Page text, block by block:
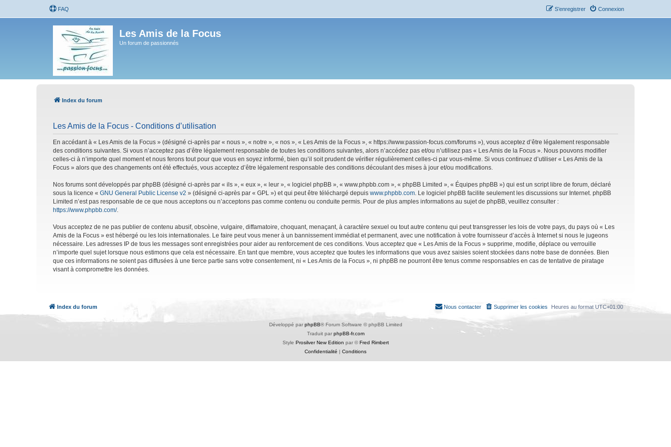
FAQ Connexion
S’enregistrer
Les Amis de la Focus
Un forum de passionnés
Index du forum
Les Amis de la Focus - Conditions d’utilisation
En accédant à « Les Amis de la Focus » (désigné ci-après par « nous », « notre », « nos », « Les Amis de la Focus », « https://www.passion-focus.com/forums »), vous acceptez d’être légalement responsable
des conditions suivantes. Si vous n’acceptez pas d’être légalement responsable de toutes les conditions suivantes, alors n’accédez pas et/ou n’utilisez pas « Les Amis de la Focus ». Nous pouvons modifier
celles-ci à n’importe quel moment et nous ferons tout pour que vous en soyez informé, bien qu’il soit prudent de vérifier régulièrement celles-ci par vous-même. Si vous continuez d’utiliser « Les Amis de la
Focus » alors que des changements ont été effectués, vous acceptez d’être légalement responsable des conditions découlant des mises à jour et/ou modifications.
Nos forums sont développés par phpBB (désigné ci-après par « ils », « eux », « leur », « logiciel phpBB », « www.phpbb.com », « phpBB Limited », « Équipes phpBB ») qui est un script libre de forum, déclaré
sous la licence « GNU General Public License v2 » (désigné ci-après par « GPL ») et qui peut être téléchargé depuis www.phpbb.com. Le logiciel phpBB facilite seulement les discussions sur Internet. phpBB
Limited n’est pas responsable de ce que nous acceptons ou n’acceptons pas comme contenu ou conduite permis. Pour de plus amples informations au sujet de phpBB, veuillez consulter :
https://www.phpbb.com/.
Vous acceptez de ne pas publier de contenu abusif, obscène, vulgaire, diffamatoire, choquant, menaçant, à caractère sexuel ou tout autre contenu qui peut transgresser les lois de votre pays, du pays où « Les
Amis de la Focus » est hébergé ou les lois internationales. Le faire peut vous mener à un bannissement immédiat et permanent, avec une notification à votre fournisseur d’accès à Internet si nous le jugeons
nécessaire. Les adresses IP de tous les messages sont enregistrées pour aider au renforcement de ces conditions. Vous acceptez que « Les Amis de la Focus » supprime, modifie, déplace ou verrouille
n’importe quel sujet lorsque nous estimons que cela est nécessaire. En tant que membre, vous acceptez que toutes les informations que vous avez saisies soient stockées dans notre base de données. Bien
que ces informations ne soient pas diffusées à une tierce partie sans votre consentement, ni « Les Amis de la Focus », ni phpBB ne pourront être tenus comme responsables en cas de tentative de piratage
visant à compromettre les données.
Index du forum Heures au format UTC+01:00
Supprimer les cookies
Nous contacter
Développé par phpBB® Forum Software © phpBB Limited
Traduit par phpBB-fr.com
Style Prosilver New Edition par ©Fred Rimbert
Confidentialité | Conditions